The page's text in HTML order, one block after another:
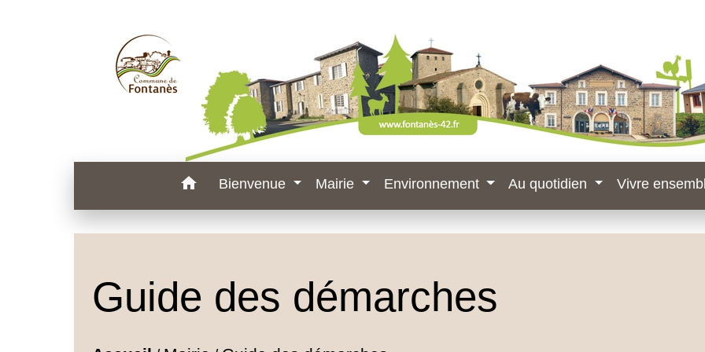
home Bienvenue Mairie Environnement Au quotidien Vivre
Guide des démarches